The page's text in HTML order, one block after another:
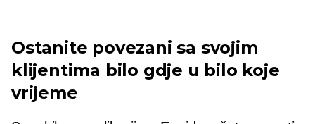
Ostanite povezani sa svojim
klijentima bilo gdje u bilo koje
vrijeme